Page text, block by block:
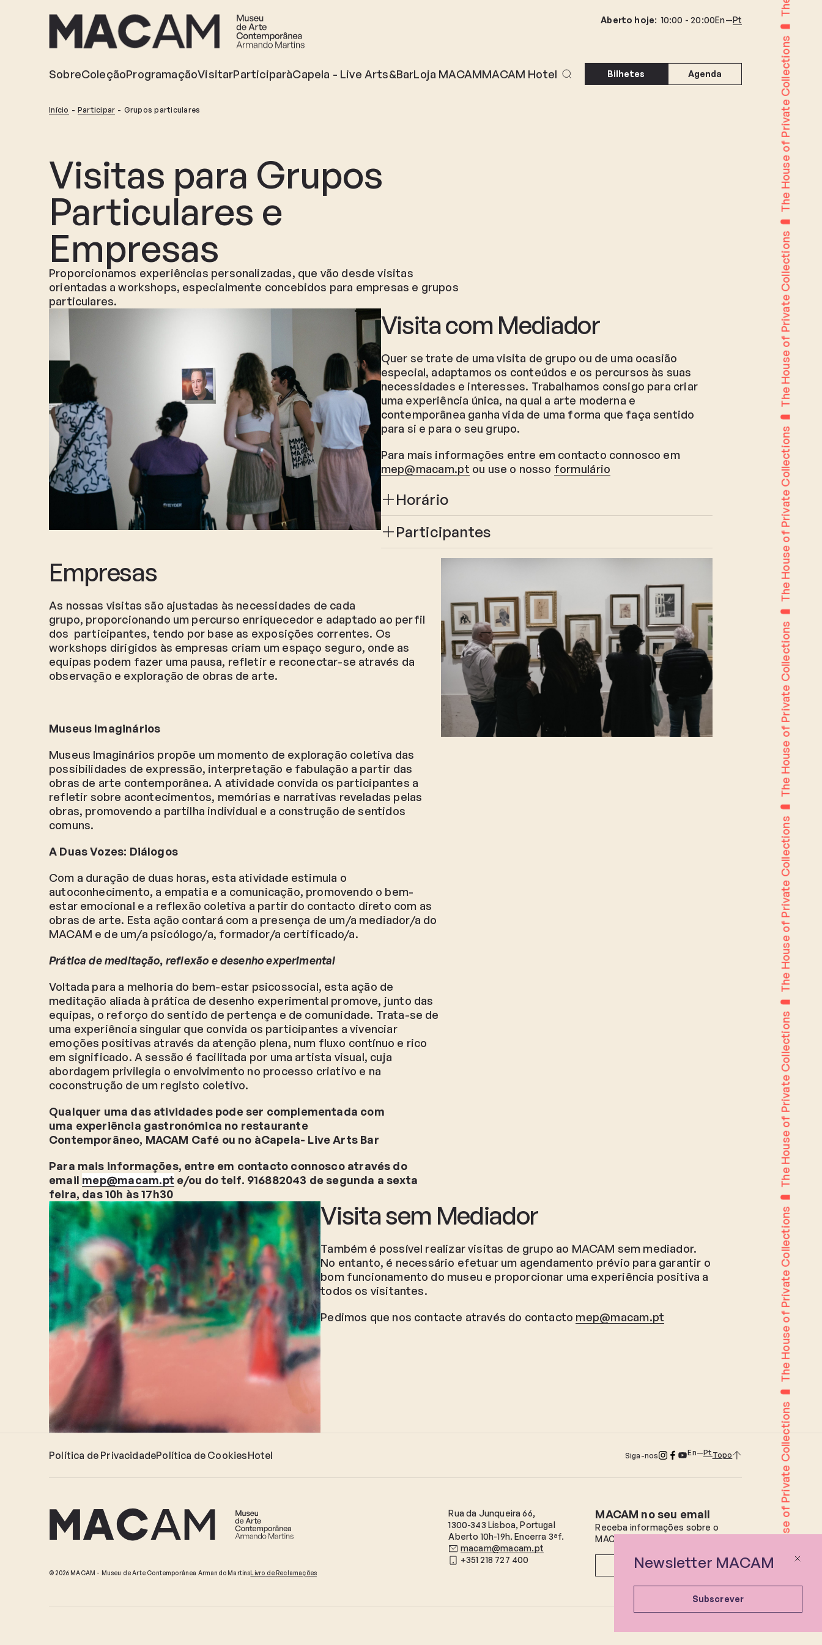
conteúdo
Newsletter MACAM
Subscrever
Aberto hoje:10:00 -20:00En Pt
SobreColeçãoProgramaçãoVisitarParticiparàCapela - Live Arts&BarLoja MACAMMACAM Hotel Bilhetes Agenda
The House of Private Collections
The House of Private Collections
The House of Private Collections
The House of Private Collections
The House of Private Collections
The House of Private Collections
The House of Private Collections
The House of Private Collections
Início Participar Grupos particulares
Visitas para Grupos
Particulares e
Empresas
Proporcionamos experiências personalizadas, que vão desde visitas
orientadas a workshops, especialmente concebidos para empresas e grupos
particulares.
Visita com Mediador
Quer se trate de uma visita de grupo ou de uma ocasião
especial, adaptamos os conteúdos e os percursos às suas
necessidades e interesses. Trabalhamos consigo para criar
uma experiência única, na qual a arte moderna e
contemporânea ganha vida de uma forma que faça sentido
para si e para o seu grupo.
Para mais informações entre em contacto connosco em
mep@macam.pt ou use o nosso formulário
Horário
Participantes
Empresas
As nossas visitas são ajustadas às necessidades de cada
grupo, proporcionando um percurso enriquecedor e adaptado ao perfil
dos participantes, tendo por base as exposições correntes. Os
workshops dirigidos às empresas criam um espaço seguro, onde as
equipas podem fazer uma pausa, refletir e reconectar-se através da
observação e exploração de obras de arte.
Museus Imaginários
Museus Imaginários propõe um momento de exploração coletiva das
possibilidades de expressão, interpretação e fabulação a partir das
obras de arte contemporânea. A atividade convida os participantes a
refletir sobre acontecimentos, memórias e narrativas reveladas pelas
obras, promovendo a partilha individual e a construção de sentidos
comuns.
A Duas Vozes: Diálogos
Com a duração de duas horas, esta atividade estimula o
autoconhecimento, a empatia e a comunicação, promovendo o bem-
estar emocional e a reflexão coletiva a partir do contacto direto com as
obras de arte. Esta ação contará com a presença de um/a mediador/a do
MACAM e de um/a psicólogo/a, formador/a certificado/a.
Prática de meditação, reflexão e desenho experimental
Voltada para a melhoria do bem-estar psicossocial, esta ação de
meditação aliada à prática de desenho experimental promove, junto das
equipas, o reforço do sentido de pertença e de comunidade. Trata-se de
uma experiência singular que convida os participantes a vivenciar
emoções positivas através da atenção plena, num fluxo contínuo e rico
em significado. A sessão é facilitada por uma artista visual, cuja
abordagem privilegia o envolvimento no processo criativo e na
coconstrução de um registo coletivo.
Qualquer uma das atividades pode ser complementada com
uma experiência gastronómica no restaurante
Contemporâneo, MACAM Café ou no àCapela- Live Arts Bar
Para mais informações, entre em contacto connosco através do
email mep@macam.pt e/ou do telf. 916882043 de segunda a sexta
feira, das 10h às 17h30
Visita sem Mediador
Também é possível realizar visitas de grupo ao MACAM sem mediador.
No entanto, é necessário efetuar um agendamento prévio para garantir o
bom funcionamento do museu e proporcionar uma experiência positiva a
todos os visitantes.
Pedimos que nos contacte através do contacto mep@macam.pt
Política de PrivacidadePolítica de CookiesHotel Siga-nos En PtTopo
© 2026 MACAM - Museu de Arte Contemporânea Armando MartinsLivro de Reclamações
Rua da Junqueira 66,
1300-343 Lisboa, Portugal
Aberto 10h-19h. Encerra 3ªf.
macam@macam.pt
+351 218 727 400
MACAM no seu email
Receba informações sobre o
MACAM e futuros eventos.
Subscrever